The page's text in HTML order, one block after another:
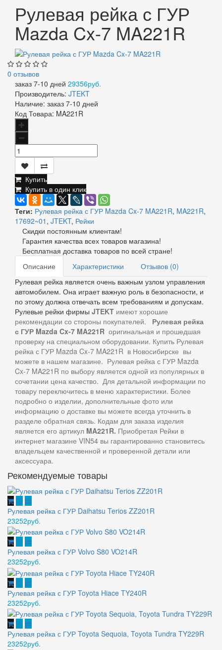
Рулевая рейка с ГУР
Mazda Cx-7 MA221R
0 отзывов
заказ 7-10 дней 29356руб.
Производитель: JTEKT
Наличие: заказ 7-10 дней
Код Товара: MA221R
Купить
Купить в один клик
Теги: Рулевая рейка с ГУР Mazda Cx-7 MA221R, MA221R,
17692~01 , JTEKT, Рейки
Скидки постоянным клиентам!
Гарантия качества всех товаров магазина!
Бесплатная доставка товаров по всей стране!
Описание
Характеристики
Отзывов (0)
Рулевая рейка является очень важным узлом управления
автомобилем. Она играет важную роль в безопасности, и
по этому должна отвечать всем требованиям и допускам.
Рулевые рейки фирмы JTEKT имеют хорошие
рекомендации со стороны покупателей.
Рулевая рейка
с ГУР Mazda Cx-7 MA221R оригинальная и прошедшая
проверку на специальном оборудовании. Купить Рулевая
рейка с ГУР Mazda Cx-7 MA221R в Новосибирске вы
можете в нашем магазине. Рулевая рейка с ГУР Mazda
Cx-7 MA221R по выбору является одной из популярных в
сочетании цена качество. Для детальной информации по
товару переключитесь в меню характеристики. Более
подробно о изделии, дополнительные фото или
информацию о доставке вы можете всегда уточнить в
разделе обратная связь. Кодам для заказа изделия
является его артикул MA221R. Приобретая Рейки в
интернет магазине VIN54 вы гарантированно становитесь
владельцем качественной и проверенной детали или
аксессуара.
Рекомендуемые товары
Рулевая рейка с ГУР Daihatsu Terios ZZ201R
23252руб.
Рулевая рейка с ГУР Volvo S80 VO214R
23252руб.
Рулевая рейка с ГУР Toyota Hiace TY240R
23252руб.
Рулевая рейка с ГУР Toyota Sequoia, Toyota Tundra TY229R
23252руб.